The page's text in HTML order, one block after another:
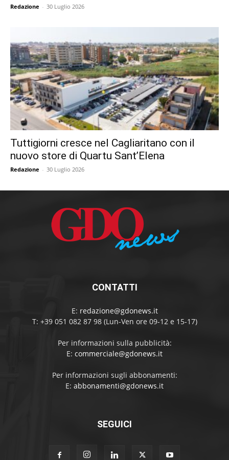
Redazione - 30 Luglio 2026
Tuttigiorni cresce nel Cagliaritano con il
nuovo store di Quartu Sant’Elena
Redazione - 30 Luglio 2026
CONTATTI
E: redazione@gdonews.it
T: +39 051 082 87 98 (Lun-Ven ore 09-12 e 15-17)
Per informazioni sulla pubblicità:
E: commerciale@gdonews.it
Per informazioni sugli abbonamenti:
E: abbonamenti@gdonews.it
SEGUICI